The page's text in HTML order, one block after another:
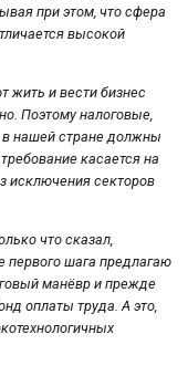
при этом, что сфера
высокой
жить и вести бизнес
Поэтому налоговые,
нашей стране должны
касается на
исключения секторов
что сказал,
первого шага предлагаю
манёвр и прежде
оплаты труда. А это,